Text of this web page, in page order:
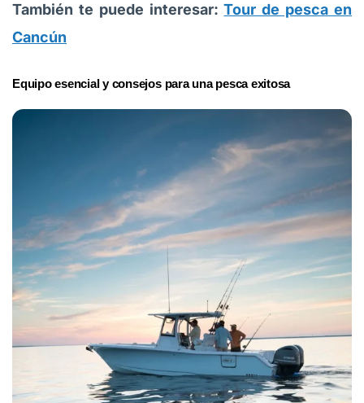
También te puede interesar:Tour de pesca en
Cancún
Equipo esencial y consejos para una pesca exitosa